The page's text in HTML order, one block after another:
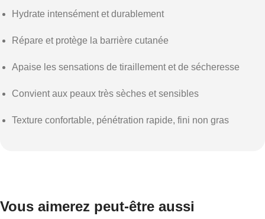
Hydrate intensément et durablement
Répare et protège la barrière cutanée
Apaise les sensations de tiraillement et de sécheresse
Convient aux peaux très sèches et sensibles
Texture confortable, pénétration rapide, fini non gras
Vous aimerez peut-être aussi